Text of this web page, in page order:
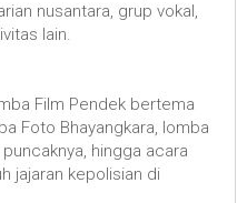
nusantara, grup vokal,
lain.
Film Pendek bertema
Foto Bhayangkara, lomba
hingga acara
jajaran kepolisian di